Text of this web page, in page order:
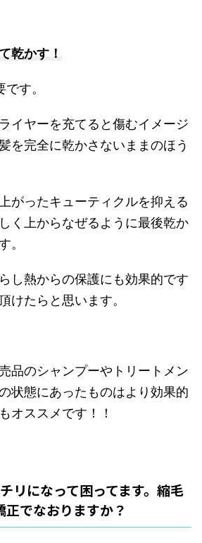
乾かす！
す。
イヤーを充てると傷むイメージ
を完全に乾かさないままのほう
がったキューティクルを抑える
く上からなぜるように最後乾か
。
し熱からの保護にも効果的です
けたらと思います。
品のシャンプーやトリートメン
状態にあったものはより効果的
オススメです！！
リになって困ってます。縮毛
正でなおりますか？